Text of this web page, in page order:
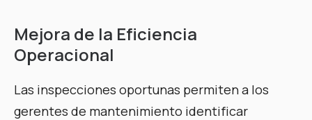
Mejora de la Eficiencia
Operacional
Las inspecciones oportunas permiten a los
gerentes de mantenimiento identificar